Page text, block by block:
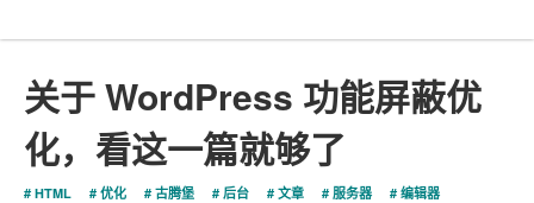
关于 WordPress 功能屏蔽优
化，看这一篇就够了
HTML 优化 古腾堡 后台 文章 服务器 编辑器